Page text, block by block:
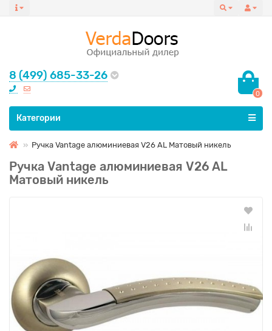
8 (499) 685-33-26
0
Все категории
Категории
Ручка Vantage алюминиевая V26 AL Матовый никель
Ручка Vantage алюминиевая V26 AL
Матовый никель